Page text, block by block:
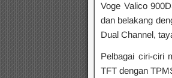
Voge Valico
dan belakang
Dual Channel,
Pelbagai ciri-ciri
TFT dengan